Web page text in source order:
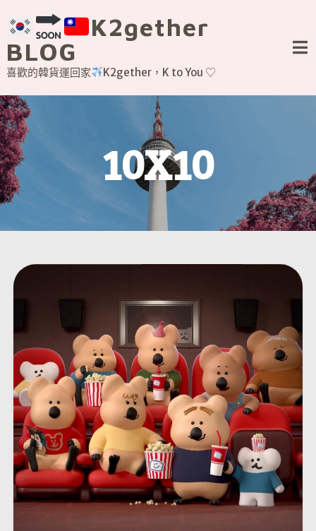
to
content
K2gether
BLOG
喜歡的韓貨運回家 K2gether，K to You ♡
10X10